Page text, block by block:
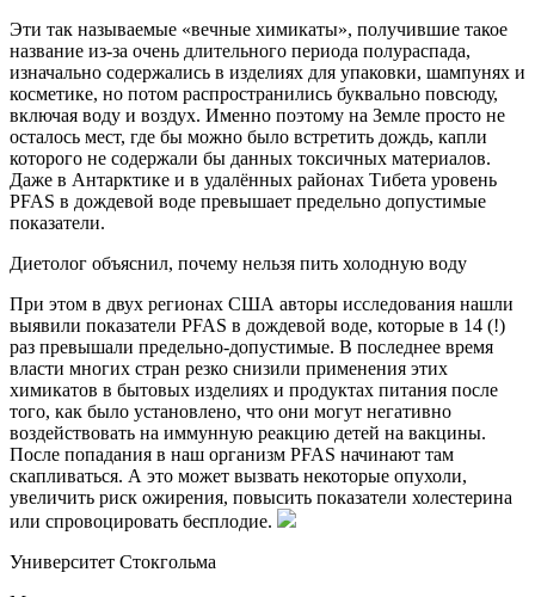
Эти так называемые «вечные химикаты», получившие такое
название из-за очень длительного периода полураспада,
изначально содержались в изделиях для упаковки, шампунях и
косметике, но потом распространились буквально повсюду,
включая воду и воздух. Именно поэтому на Земле просто не
осталось мест, где бы можно было встретить дождь, капли
которого не содержали бы данных токсичных материалов.
Даже в Антарктике и в удалённых районах Тибета уровень
PFAS в дождевой воде превышает предельно допустимые
показатели.
Диетолог объяснил, почему нельзя пить холодную воду
При этом в двух регионах США авторы исследования нашли
выявили показатели PFAS в дождевой воде, которые в 14 (!)
раз превышали предельно-допустимые. В последнее время
власти многих стран резко снизили применения этих
химикатов в бытовых изделиях и продуктах питания после
того, как было установлено, что они могут негативно
воздействовать на иммунную реакцию детей на вакцины.
После попадания в наш организм PFAS начинают там
скапливаться. А это может вызвать некоторые опухоли,
увеличить риск ожирения, повысить показатели холестерина
или спровоцировать бесплодие.
Университет Стокгольма